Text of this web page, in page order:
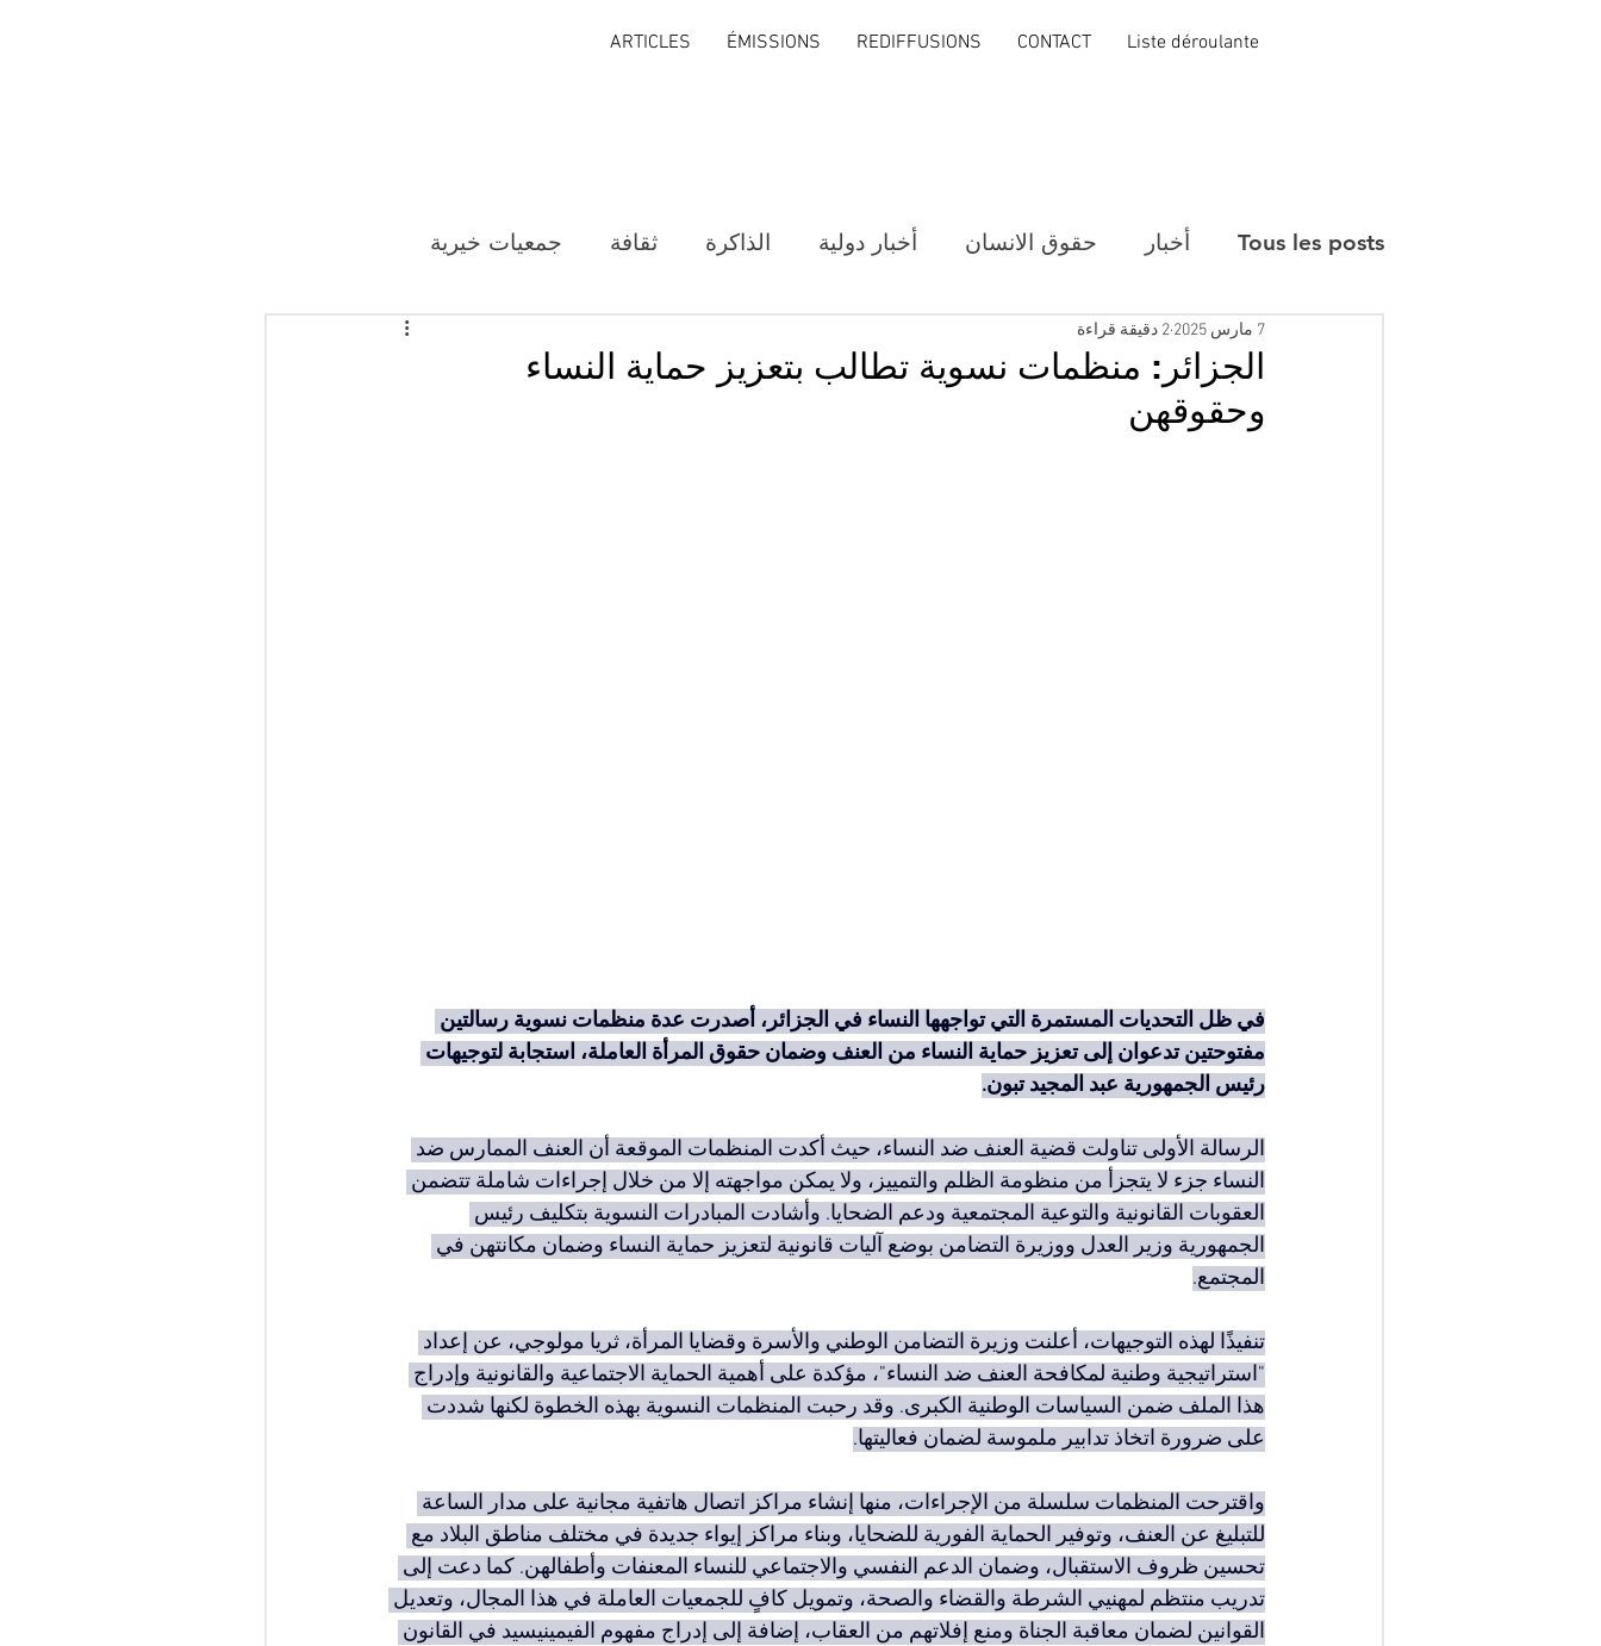
ARTICLES ÉMISSIONS REDIFFUSIONS CONTACT Liste déroulante
Tous les posts أخبار حقوق الانسان أخبار دولية الذاكرة ثقافة جمعيات خيرية
الجزائر: منظمات نسوية تطالب بتعزيز حماية النساء
وحقوقهن
7 مارس 2025 2 دقيقة قراءة
في ظل التحديات المستمرة التي تواجهها النساء في الجزائر، أصدرت عدة منظمات نسوية رسالتين
مفتوحتين تدعوان إلى تعزيز حماية النساء من العنف وضمان حقوق المرأة العاملة، استجابة لتوجيهات
رئيس الجمهورية عبد المجيد تبون.
الرسالة الأولى تناولت قضية العنف ضد النساء، حيث أكدت المنظمات الموقعة أن العنف الممارس ضد
النساء جزء لا يتجزأ من منظومة الظلم والتمييز، ولا يمكن مواجهته إلا من خلال إجراءات شاملة تتضمن
العقوبات القانونية والتوعية المجتمعية ودعم الضحايا. وأشادت المبادرات النسوية بتكليف رئيس
الجمهورية وزير العدل ووزيرة التضامن بوضع آليات قانونية لتعزيز حماية النساء وضمان مكانتهن في
المجتمع.
تنفيذًا لهذه التوجيهات، أعلنت وزيرة التضامن الوطني والأسرة وقضايا المرأة، ثريا مولوجي، عن إعداد
"استراتيجية وطنية لمكافحة العنف ضد النساء"، مؤكدة على أهمية الحماية الاجتماعية والقانونية وإدراج
هذا الملف ضمن السياسات الوطنية الكبرى. وقد رحبت المنظمات النسوية بهذه الخطوة لكنها شددت
على ضرورة اتخاذ تدابير ملموسة لضمان فعاليتها.
واقترحت المنظمات سلسلة من الإجراءات، منها إنشاء مراكز اتصال هاتفية مجانية على مدار الساعة
للتبليغ عن العنف، وتوفير الحماية الفورية للضحايا، وبناء مراكز إيواء جديدة في مختلف مناطق البلاد مع
تحسين ظروف الاستقبال، وضمان الدعم النفسي والاجتماعي للنساء المعنفات وأطفالهن. كما دعت إلى
تدريب منتظم لمهنيي الشرطة والقضاء والصحة، وتمويل كافٍ للجمعيات العاملة في هذا المجال، وتعديل
القوانين لضمان معاقبة الجناة ومنع إفلاتهم من العقاب، إضافة إلى إدراج مفهوم الفيمينيسيد في القانون